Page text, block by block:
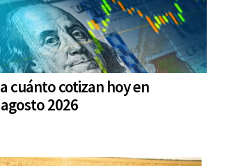
cuánto cotizan hoy en
2026